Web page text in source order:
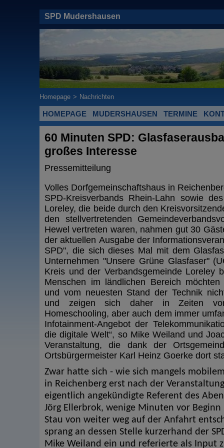
SPD Mudershausen
Homepage > Nachrichten
HOMEPAGE MUDERSHAUSEN TERMINE
60 Minuten SPD:
großes Interesse
Pressemitteilung
Volles Dorfgemeinschaftshaus in
SPD-Kreisverbands Rhein-Lahn sowie
Loreley, die beide durch den
den stellvertretenden
Hewel vertreten waren, nahmen gut 30
der aktuellen Ausgabe der
SPD", die sich dieses Mal mit dem
Unternehmen "Unsere Grüne Glasfaser"
Kreis und der Verbandsgemeinde Loreley
Menschen im ländlichen Bereich möchten
und vom neuesten Stand der Technik
und zeigen sich daher in Zeiten
Homeschooling, aber auch dem immer
Infotainment-Angebot der
die digitale Welt“, so Mike Weiland und
Veranstaltung, die dank der
Ortsbürgermeister Karl Heinz Goerke dort
Zwar hatte sich - wie sich mangels
in Reichenberg erst nach der
eigentlich angekündigte Referent des
Jörg Ellerbrok, wenige Minuten vor
Stau von weiter weg auf der Anfahrt
sprang an dessen Stelle kurzerhand der
Mike Weiland ein und referierte als Input